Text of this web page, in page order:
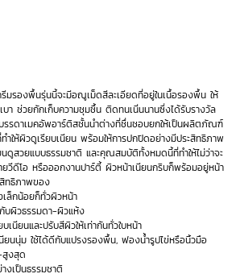
มรองพื้นรุ่นนี้จะมีอณูเม็ดสีละเอียดที่อยู่ในเนื้อรองพื้น ให้
า ช่วยกักเก็บความชุมชื้น ติดทนเนิ่นนานซึ่งได้รับรางวัล
รรดาเมคอัพอาร์ติสชั้นนำต่างที่ชื่นชอบยกให้เป็นผลิตภัณฑ์
ให้ผิวดูเรียบเนียน พร้อมให้การปกปิดอย่างมีประสิทธิภาพ
ดูสวยแบบธรรมชาติ และคุณสมบัติทั้งหมดนี้ที่ทำให้ไม่ว่าจะ
วีดีโอ หรือออกงานปาร์ตี้ ผิวหน้าเนียนกริบก็พร้อมอยู่หน้า
ทธิภาพของ
เล็กน้อยก็ทั่วผิวหน้า
บผิวธรรมดา-ผิวแห้ง
นียนและปรับสีผิวให้เท่ากันทั่วใบหน้า
ยนนุ่ม ใช้ได้ดีกับแปรงรองพื้น, ฟองน้ำรูปไข่หรือนิ้วมือ
สูงสุด
งเป็นธรรมชาติ